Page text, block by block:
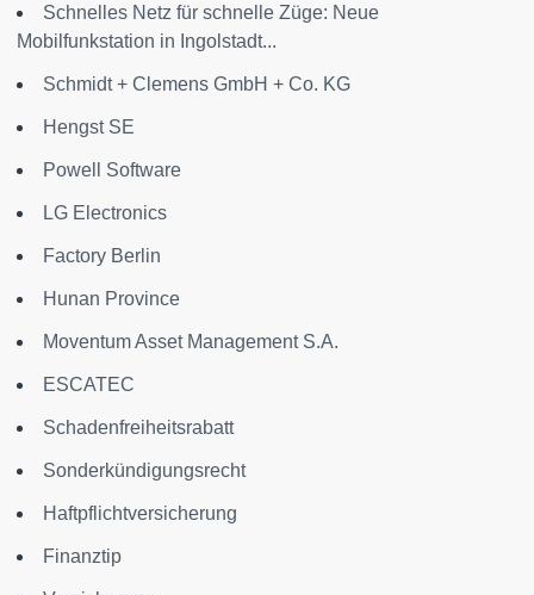
Schnelles Netz für schnelle Züge: Neue
Mobilfunkstation in Ingolstadt...
Schmidt + Clemens GmbH + Co. KG
Hengst SE
Powell Software
LG Electronics
Factory Berlin
Hunan Province
Moventum Asset Management S.A.
ESCATEC
Schadenfreiheitsrabatt
Sonderkündigungsrecht
Haftpflichtversicherung
Finanztip